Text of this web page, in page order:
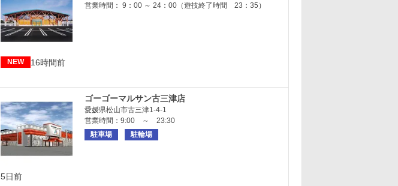
営業時間： 9：00 ～ 24：00（遊技終了時間 23：35）
NEW 16時間前
ゴーゴーマルサン古三津店
愛媛県松山市古三津1-4-1
営業時間：9:00 ～ 23:30
駐車場
駐輪場
5日前